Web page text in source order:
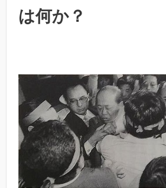
は何か？